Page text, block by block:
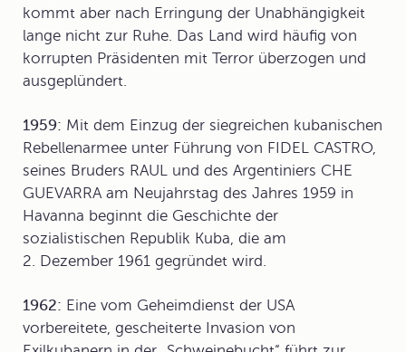
kommt aber nach Erringung der Unabhängigkeit
lange nicht zur Ruhe. Das Land wird häufig von
korrupten Präsidenten mit Terror überzogen und
ausgeplündert.
1959: Mit dem Einzug der siegreichen kubanischen
Rebellenarmee unter Führung von FIDEL CASTRO,
seines Bruders RAUL und des Argentiniers CHE
GUEVARRA am Neujahrstag des Jahres 1959 in
Havanna beginnt die Geschichte der
sozialistischen Republik Kuba, die am
2. Dezember 1961 gegründet wird.
1962: Eine vom Geheimdienst der USA
vorbereitete, gescheiterte Invasion von